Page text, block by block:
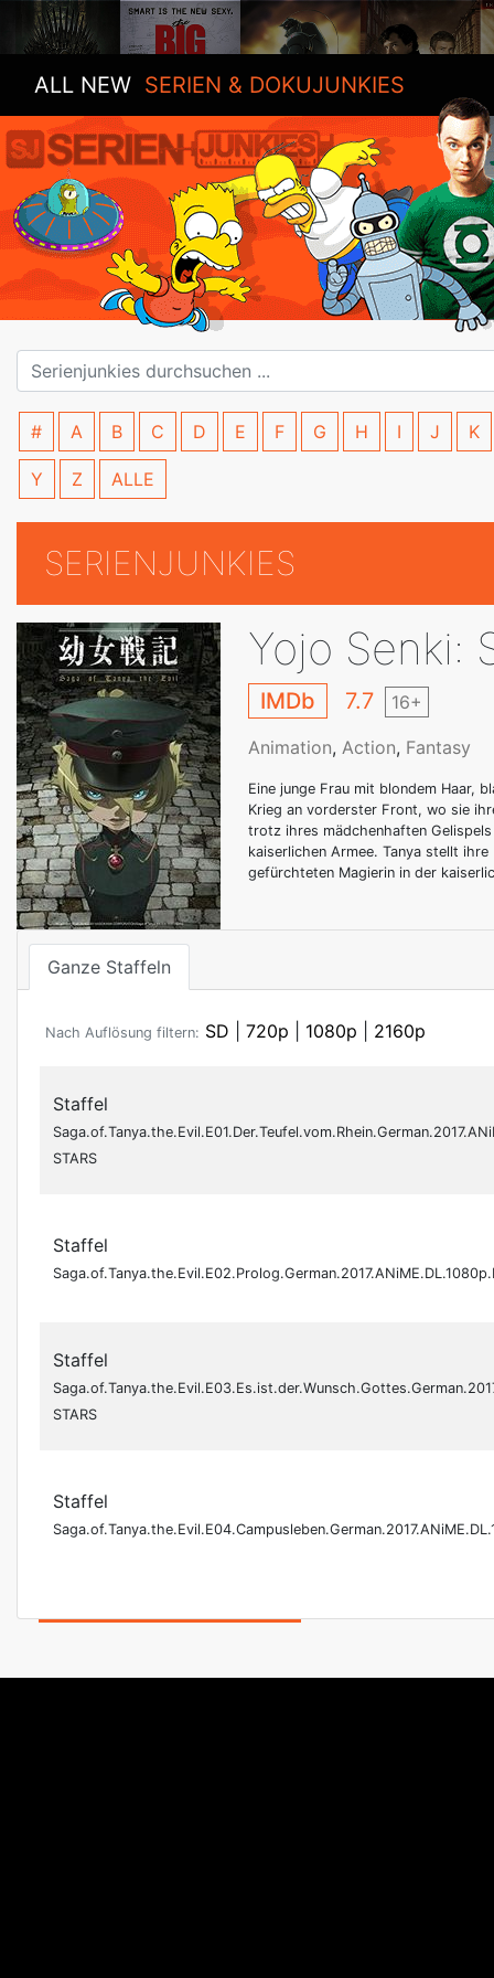
ALL NEW SERIEN & DOKUJUNKIES
# A B C D E F G H I J K
Y Z ALLE
SERIENJUNKIES
Yojo Senki:
IMDb 7.7 16+
Animation, Action, Fantasy
Eine junge Frau mit blondem Haar,
Krieg an vorderster Front, wo sie
trotz ihres mädchenhaften
kaiserlichen Armee. Tanya stellt
gefürchteten Magierin in der
Ganze Staffeln
Nach Auflösung filtern: SD 720p 1080p 2160p
Staffel
STARS
Staffel
Staffel
STARS
Staffel